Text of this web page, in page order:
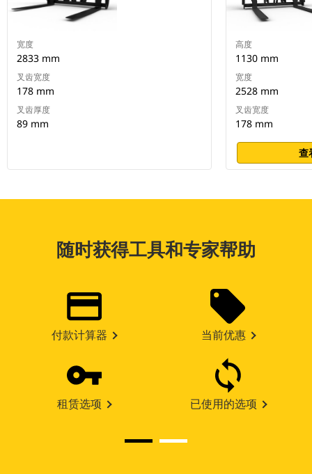
宽度
2833 mm
叉齿宽度
178 mm
叉齿厚度
89 mm
高度
1130 mm
宽度
2528 mm
叉齿宽度
178 mm
查
随时获得工具和专家帮助
付款计算器 当前优惠
租赁选项 已使用的选项